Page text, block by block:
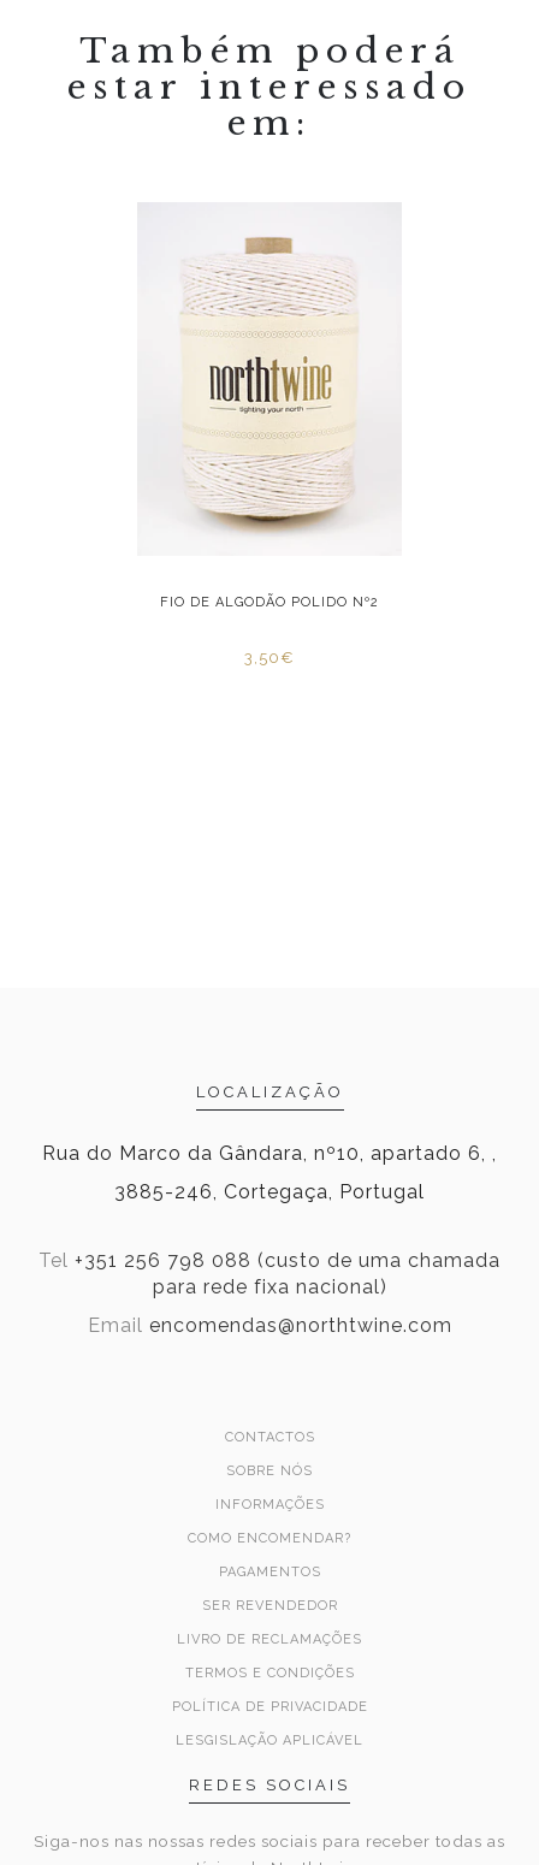
Também poderá
estar interessado
em:
FIO DE ALGODÃO POLIDO Nº2
3,50€
LOCALIZAÇÃO
Rua do Marco da Gândara, nº10, apartado 6, ,
3885-246, Cortegaça, Portugal
Tel +351 256 798 088 (custo de uma chamada
para rede fixa nacional)
Email encomendas@northtwine.com
CONTACTOS
SOBRE NÓS
INFORMAÇÕES
COMO ENCOMENDAR?
PAGAMENTOS
SER REVENDEDOR
LIVRO DE RECLAMAÇÕES
TERMOS E CONDIÇÕES
POLÍTICA DE PRIVACIDADE
LESGISLAÇÃO APLICÁVEL
REDES SOCIAIS
Siga-nos nas nossas redes sociais para receber todas as